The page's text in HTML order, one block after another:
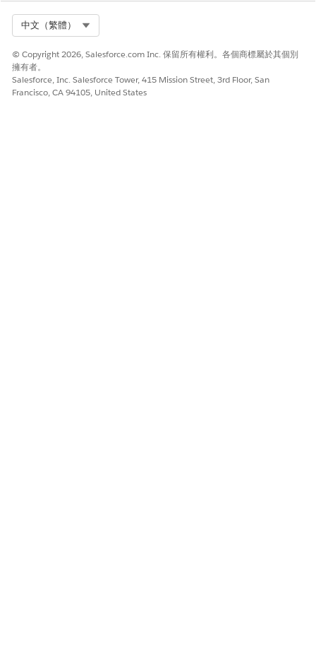
中文（繁體）
© Copyright 2026, Salesforce.com Inc. 保留所有權利。各個商標屬於其個別
擁有者。
Salesforce, Inc. Salesforce Tower, 415 Mission Street, 3rd Floor, San
Francisco, CA 94105, United States